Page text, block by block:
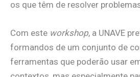
os que têm de resolver
Com este workshop, a UNAVE
formandos de um conjunto de
ferramentas que poderão usar